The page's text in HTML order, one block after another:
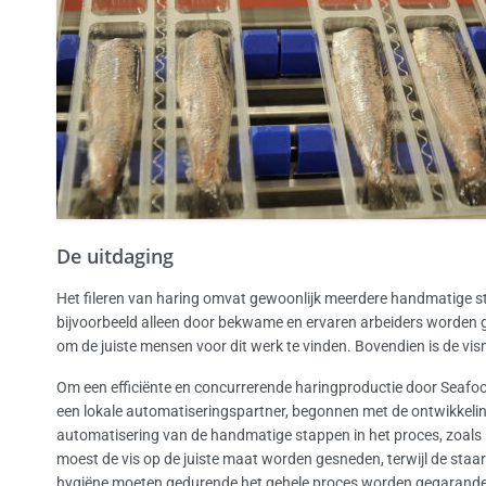
De uitdaging
Het fileren van haring omvat gewoonlijk meerdere handmatige
bijvoorbeeld alleen door bekwame en ervaren arbeiders
om de juiste mensen voor dit werk te vinden. Bovendien is de
Om een efficiënte en concurrerende haringproductie door
een lokale automatiseringspartner, begonnen met de
automatisering van de handmatige stappen in het proces,
moest de vis op de juiste maat worden gesneden, terwijl de